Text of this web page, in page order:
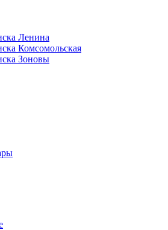
Ленина
Комсомольская
Зоновы